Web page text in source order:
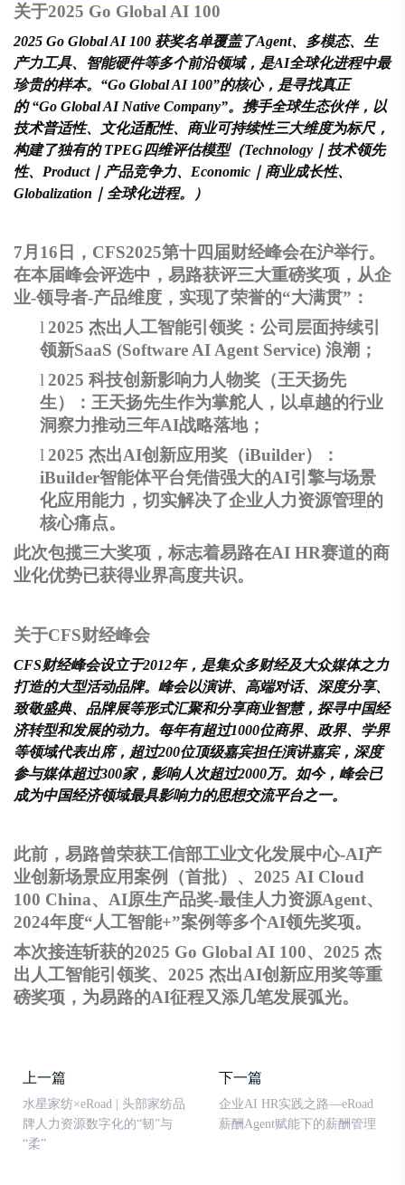
关于2025 Go Global AI 100
2025 Go Global AI 100 获奖名单覆盖了Agent、多模态、生
产力工具、智能硬件等多个前沿领域，是AI全球化进程中最
珍贵的样本。“Go Global AI 100”的核心，是寻找真正
的 “Go Global AI Native Company”。携手全球生态伙伴，以
技术普适性、文化适配性、商业可持续性三大维度为标尺，
构建了独有的 TPEG四维评估模型（Technology｜技术领先
性、Product｜产品竞争力、Economic｜商业成长性、
Globalization｜全球化进程。）
7月16日，CFS2025第十四届财经峰会在沪举行。
在本届峰会评选中，易路获评三大重磅奖项，从企
业-领导者-产品维度，实现了荣誉的“大满贯”：
l 2025 杰出人工智能引领奖：公司层面持续引
领新SaaS (Software AI Agent Service) 浪潮；
l 2025 科技创新影响力人物奖（王天扬先
生）：王天扬先生作为掌舵人，以卓越的行业
洞察力推动三年AI战略落地；
l 2025 杰出AI创新应用奖（iBuilder）：
iBuilder智能体平台凭借强大的AI引擎与场景
化应用能力，切实解决了企业人力资源管理的
核心痛点。
此次包揽三大奖项，标志着易路在AI HR赛道的商
业化优势已获得业界高度共识。
关于CFS财经峰会
CFS财经峰会设立于2012年，是集众多财经及大众媒体之力
打造的大型活动品牌。峰会以演讲、高端对话、深度分享、
致敬盛典、品牌展等形式汇聚和分享商业智慧，探寻中国经
济转型和发展的动力。每年有超过1000位商界、政界、学界
等领域代表出席，超过200位顶级嘉宾担任演讲嘉宾，深度
参与媒体超过300家，影响人次超过2000万。如今，峰会已
成为中国经济领域最具影响力的思想交流平台之一。
此前，易路曾荣获工信部工业文化发展中心-AI产
业创新场景应用案例（首批）、2025 AI Cloud
100 China、AI原生产品奖-最佳人力资源Agent、
2024年度“人工智能+”案例等多个AI领先奖项。
本次接连斩获的2025 Go Global AI 100、2025 杰
出人工智能引领奖、2025 杰出AI创新应用奖等重
磅奖项，为易路的AI征程又添几笔发展弧光。
上一篇
水星家纺×eRoad | 头部家纺品
牌人力资源数字化的“韧”与
“柔”
下一篇
企业AI HR实践之路—eRoad
薪酬Agent赋能下的薪酬管理